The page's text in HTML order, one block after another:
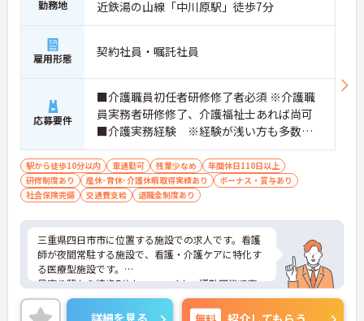
★おすすめPOINT★
のＯＪＴ研修を実施し、ｅラーニングを用いた学習
の機会も提供されます
・施設内には看護師が24時間常駐しており、急変時
の対応や専門的な医療処置は看護師が担当するため
負担が減ります
・介護スタッフと看護スタッフの比率が1対1で相談
しやすく、初任者研修や実務者研修からでも着実に
専門性を高められます
＜残業月7時間以下で身体の負担を軽減！＞
・常勤で働くスタッフの比率が90パーセント以上と
高く、急なシフト変更や無理な長時間勤務が発生し
・訪問スケジュールに沿って施設内でのケアを行う
ため、月平均の残業時間は5時間から7時間程度とか
なり少なめに抑えられます
・夜勤明けの翌日は原則としてお休みとなるシフト
編成が組まれており、しっかりと休息を取りながら
長期的な就業が可能です
＜評価制度でキャリアアップ＞
勤務地 近鉄湯の山線「中川原駅」徒歩7分
雇用形態 契約社員・嘱託社員
応募要件
■介護職員初任者研修修了者必須 ※介護職
員実務者研修修了、介護福祉士あれば尚可
■介護実務経験 ※経験が浅い方も多数活
躍されています。
駅から徒歩10分以内 車通勤可 残業少なめ
年間休日110日以上
研修制度あり
産休･育休･介護休暇取得実績あり
ボーナス・賞与あり
社会保険完備
交通費支給 退職金制度あり
三重県四日市市に位置する施設での求人です。看護
師が夜間常駐する施設で、看護・介護ケアに特化す
る医療型施設です。
最寄り駅から徒歩7分かつ、マイカー通勤可能で交
通の便も良いです。ご興味のある方には、面接対策
ポイントなど、さらに詳細をご案内しますのでお気